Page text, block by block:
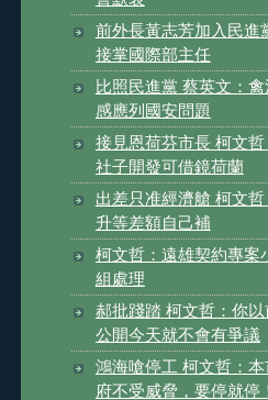
前外長黃志芳加入民進
接掌國際部主任
比照民進黨 蔡英文：禽
感應列國安問題
接見恩荷芬市長 柯文哲
社子開發可借鏡荷蘭
出差只准經濟艙 柯文哲
升等差額自己補
柯文哲：遠雄契約專案
組處理
郝批踐踏 柯文哲：你以
公開今天就不會有爭議
鴻海嗆停工 柯文哲：本
府不受威脅，要停就停